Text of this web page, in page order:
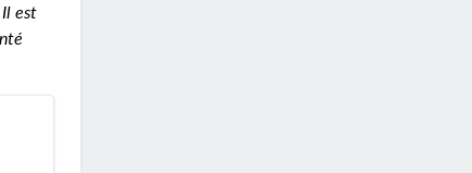
est